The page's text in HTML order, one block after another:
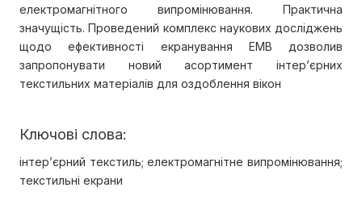
електромагнітного випромінювання. Практична
значущість. Проведений комплекс наукових досліджень
щодо ефективності екранування ЕМВ дозволив
запропонувати новий асортимент інтер’єрних
текстильних матеріалів для оздоблення вікон
Ключові слова:
інтер’єрний текстиль; електромагнітне випромінювання;
текстильні екрани